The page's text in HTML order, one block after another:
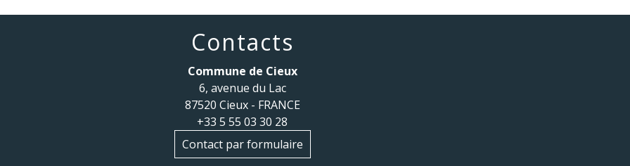
Contacts
Commune de Cieux
6, avenue du Lac
87520 Cieux - FRANCE
+33 5 55 03 30 28
Contact par formulaire